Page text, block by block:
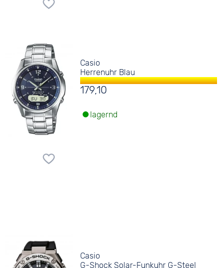
Casio
Herrenuhr Blau
179,10
lagernd
Casio
G-Shock Solar-Funkuhr G-Steel